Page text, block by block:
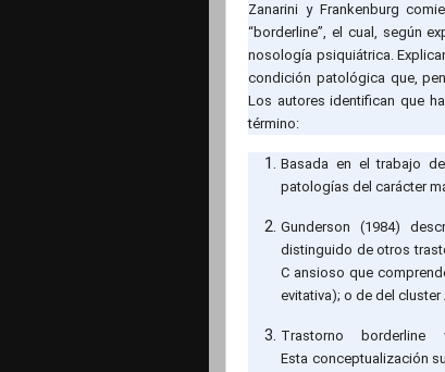
Zanarini y Frankenburg
“borderline”, el cual, según
nosología psiquiátrica.
condición patológica que,
Los autores identifican que
término:
Basada en el trabajo
patologías del carácter
Gunderson (1984)
distinguido de otros
C ansioso que
evitativa); o de del
Trastorno
Esta conceptualización